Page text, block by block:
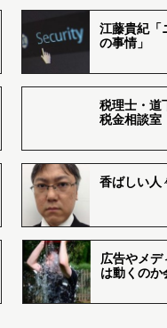
江藤貴紀「
の事情」
税理士・道
税金相談室
香ばしい
広告やメデ
は動くのか